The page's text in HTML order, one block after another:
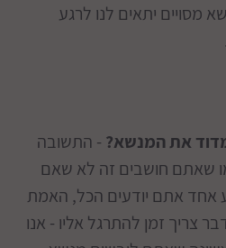
מסויים יתאים לנו לרגע
את המנשא? - התשובה
שאתם חושבים זה לא שאם
אתם יודעים הכל, האמת
צריך זמן להתרגל אליו - אנו